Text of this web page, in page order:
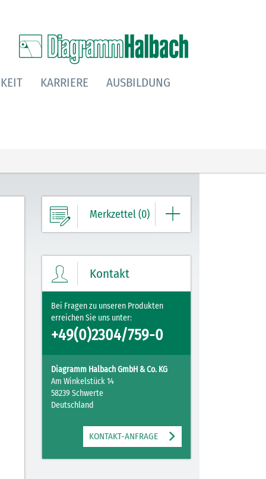
KARRIERE AUSBILDUNG
Merkzettel (0)
Einträge.
ZUM MERKZETTEL
Kontakt
Bei Fragen zu unseren Produkten
erreichen Sie uns unter:
+49(0)2304/759-0
Diagramm Halbach GmbH & Co. KG
Am Winkelstück 14
58239 Schwerte
Deutschland
KONTAKT-ANFRAGE